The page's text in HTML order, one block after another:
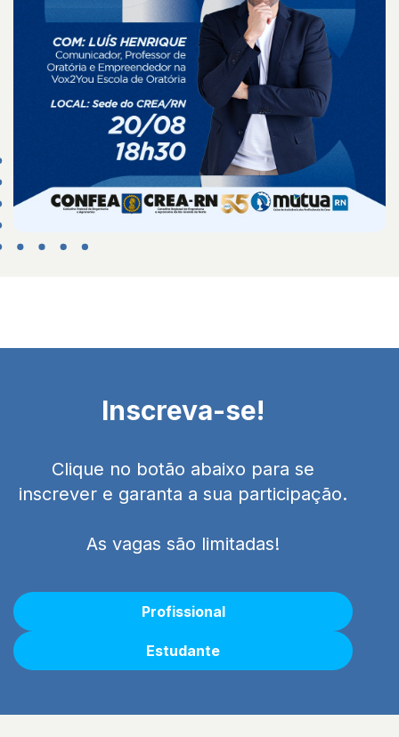
Inscreva-se!
Clique no botão abaixo para se
inscrever e garanta a sua participação.
As vagas são limitadas!
Profissional
Estudante